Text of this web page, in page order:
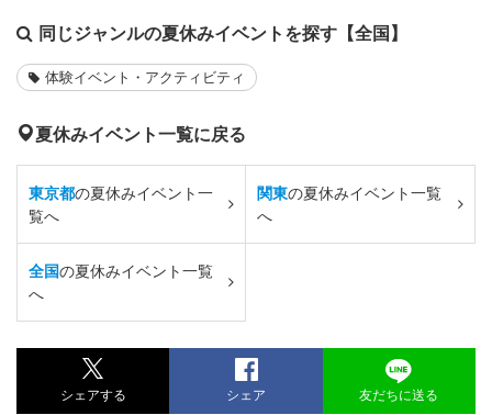
同じジャンルの夏休みイベントを探す【全国】
体験イベント・アクティビティ
夏休みイベント一覧に戻る
東京都の夏休みイベント一
覧へ
関東の夏休みイベント一覧
へ
全国の夏休みイベント一覧
へ
シェアする シェア 友だちに送る